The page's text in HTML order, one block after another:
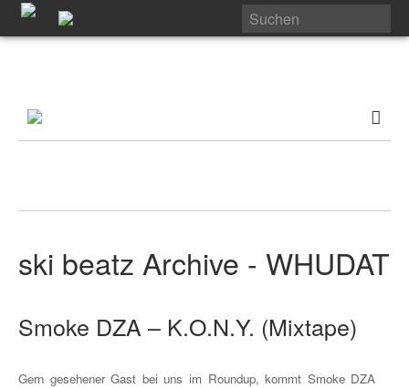
ski beatz Archive - WHUDAT
Smoke DZA – K.O.N.Y. (Mixtape)
Gern gesehener Gast bei uns im Roundup, kommt Smoke DZA